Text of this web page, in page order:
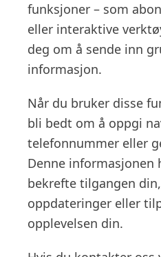
funksjoner – som
eller interaktive
deg om å sende inn
informasjon.
Når du bruker disse
bli bedt om å oppgi
telefonnummer eller
Denne informasjonen
bekrefte tilgangen
oppdateringer eller
opplevelsen din.